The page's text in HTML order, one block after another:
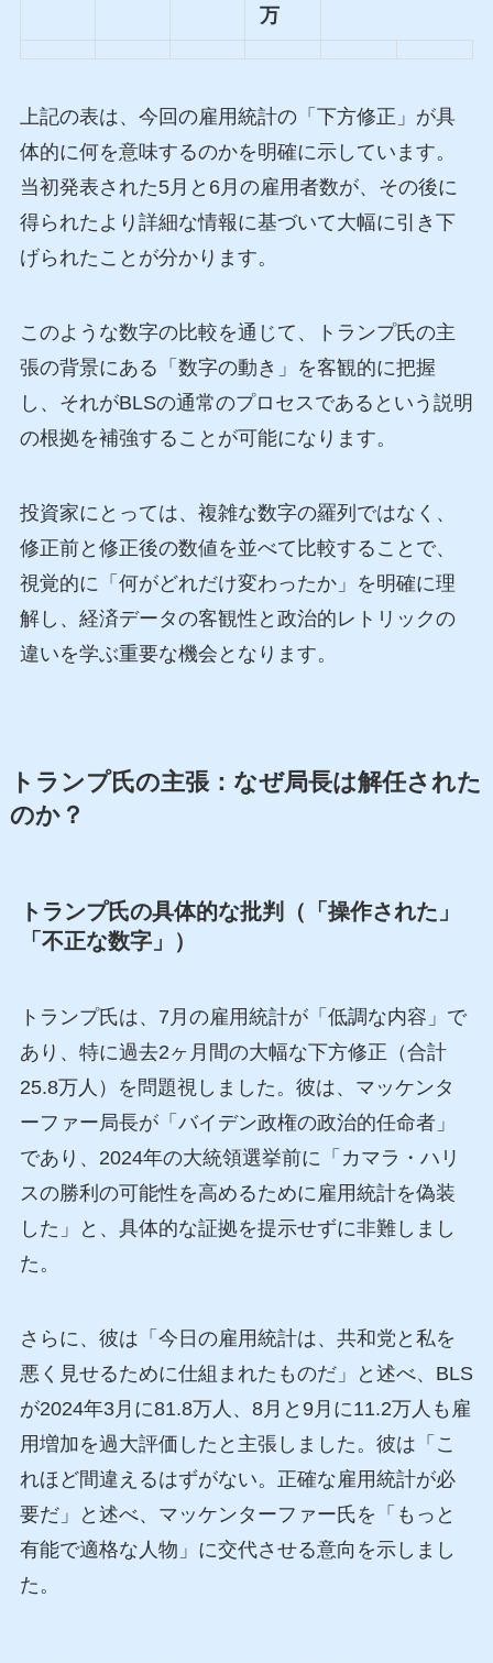
万
上記の表は、今回の雇用統計の「下方修正」が具
体的に何を意味するのかを明確に示しています。
当初発表された5月と6月の雇用者数が、その後に
得られたより詳細な情報に基づいて大幅に引き下
げられたことが分かります。
このような数字の比較を通じて、トランプ氏の主
張の背景にある「数字の動き」を客観的に把握
し、それがBLSの通常のプロセスであるという説明
の根拠を補強することが可能になります。
投資家にとっては、複雑な数字の羅列ではなく、
修正前と修正後の数値を並べて比較することで、
視覚的に「何がどれだけ変わったか」を明確に理
解し、経済データの客観性と政治的レトリックの
違いを学ぶ重要な機会となります。
トランプ氏の主張：なぜ局長は解任された
のか？
トランプ氏の具体的な批判（「操作された」
「不正な数字」）
トランプ氏は、7月の雇用統計が「低調な内容」で
あり、特に過去2ヶ月間の大幅な下方修正（合計
25.8万人）を問題視しました。彼は、マッケンタ
ーファー局長が「バイデン政権の政治的任命者」
であり、2024年の大統領選挙前に「カマラ・ハリ
スの勝利の可能性を高めるために雇用統計を偽装
した」と、具体的な証拠を提示せずに非難しまし
た。
さらに、彼は「今日の雇用統計は、共和党と私を
悪く見せるために仕組まれたものだ」と述べ、BLS
が2024年3月に81.8万人、8月と9月に11.2万人も雇
用増加を過大評価したと主張しました。彼は「こ
れほど間違えるはずがない。正確な雇用統計が必
要だ」と述べ、マッケンターファー氏を「もっと
有能で適格な人物」に交代させる意向を示しまし
た。